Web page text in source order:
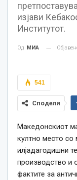
изјави
Институтот.
Од МИА
541
Сподели
Македонскиот
култно место со
илјадагодишни
производство и
фактите за